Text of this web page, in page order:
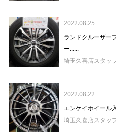
2022.08.25
ランドクルーザー
ー......
埼玉久喜店スタッ
2022.08.22
エンケイホイール
埼玉久喜店スタッ